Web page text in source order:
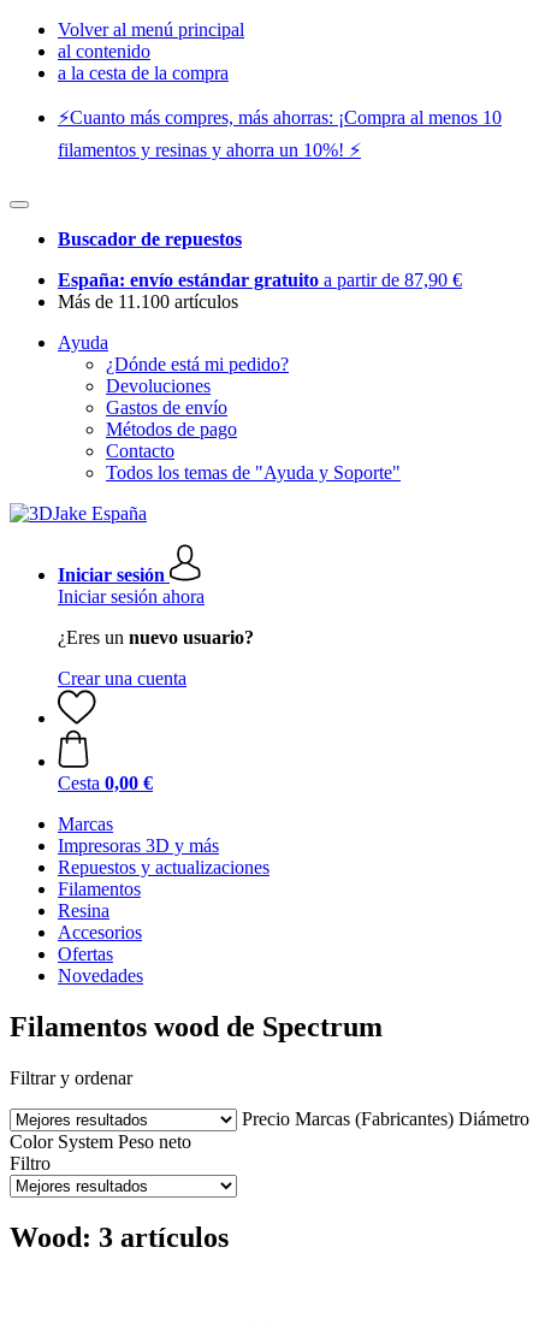
Volver al menú principal
al contenido
a la cesta de la compra
⚡️Cuanto más compres, más ahorras: ¡Compra al menos 10
filamentos y resinas y ahorra un 10%! ⚡️
Buscador de repuestos
España: envío estándar gratuito a partir de 87,90 €
Más de 11.100 artículos
Ayuda
¿Dónde está mi pedido?
Devoluciones
Gastos de envío
Métodos de pago
Contacto
Todos los temas de "Ayuda y Soporte"
Iniciar sesión
Iniciar sesión ahora
¿Eres un nuevo usuario?
Crear una cuenta
Cesta 0,00 €
Marcas
Impresoras 3D y más
Repuestos y actualizaciones
Filamentos
Resina
Accesorios
Ofertas
Novedades
Filamentos wood de Spectrum
Filtrar y ordenar
Precio Marcas (Fabricantes) Diámetro
Color System Peso neto
Filtro
Wood: 3 artículos